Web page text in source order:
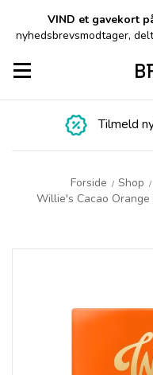
VIND et gavekort
nyhedsbrevsmodtager,
Toggle navigation
Tilmeld
Forside / Shop /
Willie's Cacao